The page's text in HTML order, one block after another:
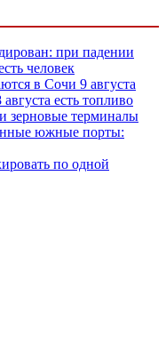
при падении
человек
в Сочи 9 августа
есть топливо
зерновые терминалы
южные порты:
по одной